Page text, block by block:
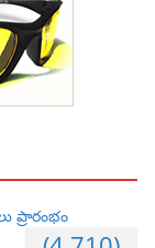
ప్రారంభం